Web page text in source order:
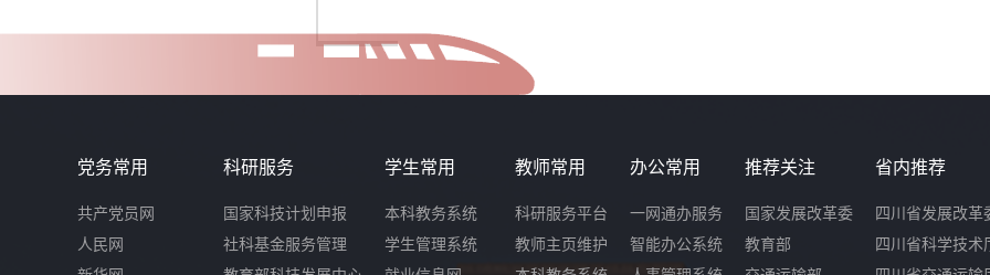
党务常用
共产党员网
人民网
科研服务
国家科技计划申报
社科基金服务管理
学生常用
本科教务系统
学生管理系统
教师常用
科研服务平台
教师主页维护
办公常用
一网通办服务
智能办公系统
推荐关注
国家发展改革委
教育部
省内推荐
四川省发展改革
四川省科学技术